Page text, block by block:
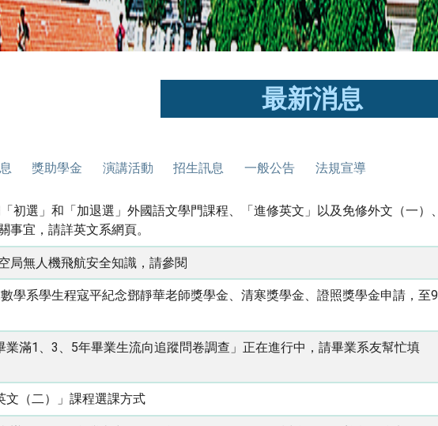
最新消息
獎助學金 演講活動 招生訊息 一般公告 法規宣導
初選」和「加退選」外國語文學門課程、「進修英文」以及免修外文（一）、
事宜，請詳英文系網頁。
局無人機飛航安全知識，請參閱
學系學生程寇平紀念鄧靜華老師獎學金、清寒獎學金、證照獎學金申請，至9
業滿1、3、5年畢業生流向追蹤問卷調查」正在進行中，請畢業系友幫忙填
文（二）」課程選課方式